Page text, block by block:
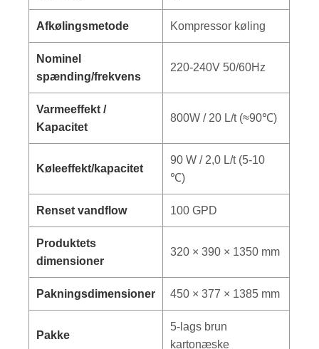
Afkølingsmetode Kompressor køling
Nominel
spænding/frekvens
220-240V 50/60Hz
Varmeeffekt /
Kapacitet
800W / 20 L/t (≈90℃)
Køleeffekt/kapacitet
90 W / 2,0 L/t (5-10
℃)
Renset vandflow 100 GPD
Produktets
dimensioner
320 × 390 × 1350 mm
Pakningsdimensioner 450 × 377 × 1385 mm
Pakke
5-lags brun
kartonæske